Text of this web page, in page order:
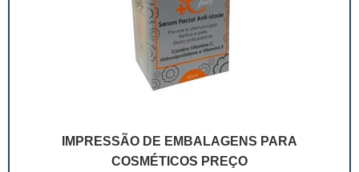
IMPRESSÃO DE EMBALAGENS PARA
COSMÉTICOS PREÇO